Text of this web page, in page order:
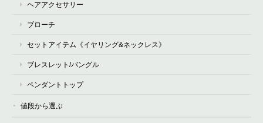
ヘアアクセサリー
ブローチ
セットアイテム《イヤリング&ネックレス》
ブレスレット/バングル
ペンダントトップ
値段から選ぶ